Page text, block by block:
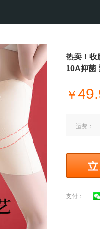
热卖！收
10A抑菌
￥
运费：
支付：